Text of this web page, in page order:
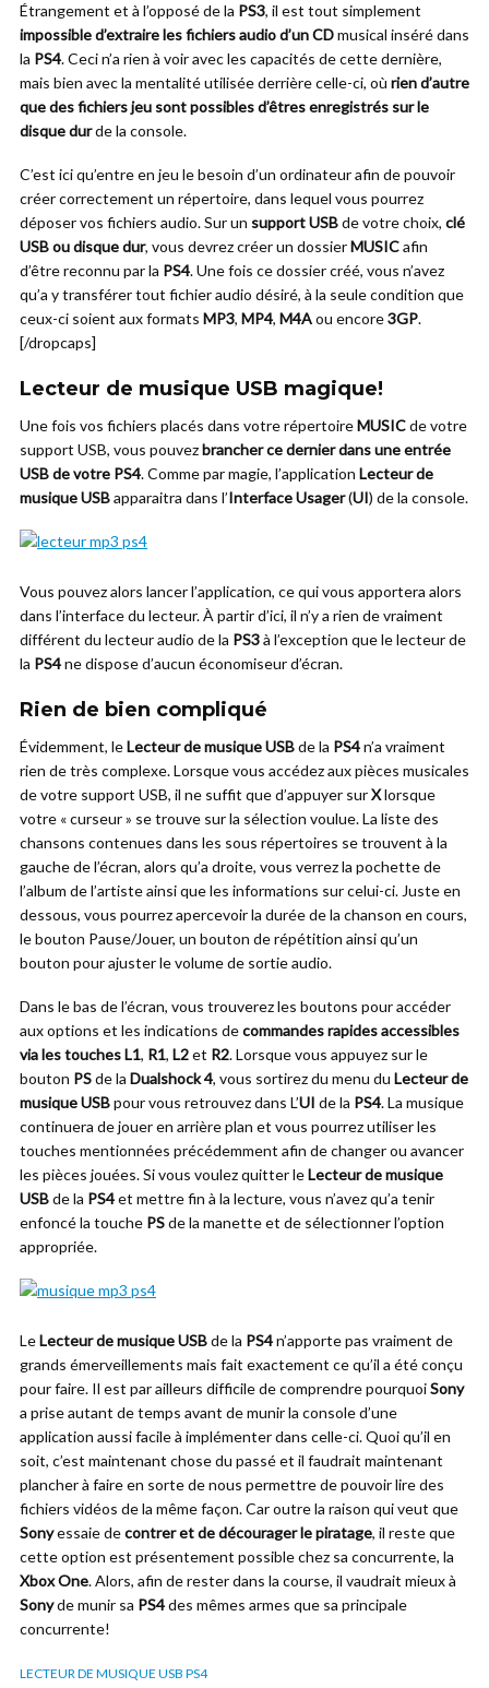
Étrangement et à l’opposé de la PS3, il est tout simplement
impossible d’extraire les fichiers audio d’un CDmusical inséré dans
la PS4. Ceci n’a rien à voir avec les capacités de cette dernière,
mais bien avec la mentalité utilisée derrière celle-ci, où rien d’autre
que des fichiers jeu sont possibles d’êtres enregistrés sur le
disque durde la console.
C’est ici qu’entre en jeu le besoin d’un ordinateur afin de pouvoir
créer correctement un répertoire, dans lequel vous pourrez
déposer vos fichiers audio. Sur un support USBde votre choix, clé
USB ou disque dur, vous devrez créer un dossierMUSICafin
d’être reconnu par la PS4. Une fois ce dossier créé, vous n’avez
qu’a y transférer tout fichier audio désiré, à la seule condition que
ceux-ci soient aux formats MP3, MP4, M4Aou encore3GP.
[/dropcaps]
Lecteur de musique USB magique!
Une fois vos fichiers placés dans votre répertoireMUSICde votre
support USB, vous pouvezbrancher ce dernier dans une entrée
USB de votre PS4. Comme par magie, l’application Lecteur de
musique USBapparaitra dans l’Interface Usager(UI) de la console.
Vous pouvez alors lancer l’application, ce qui vous apportera alors
dans l’interface du lecteur. À partir d’ici, il n’y a rien de vraiment
différent du lecteur audio de la PS3à l’exception que le lecteur de
la PS4ne dispose d’aucun économiseur d’écran.
Rien de bien compliqué
Évidemment, leLecteur de musique USBde la PS4n’a vraiment
rien de très complexe. Lorsque vous accédez aux pièces musicales
de votre support USB, il ne suffit que d’appuyer surXlorsque
votre « curseur » se trouve sur la sélection voulue. La liste des
chansons contenues dans les sous répertoires se trouvent à la
gauche de l’écran, alors qu’a droite, vous verrez la pochette de
l’album de l’artiste ainsi que les informations sur celui-ci. Juste en
dessous, vous pourrez apercevoir la durée de la chanson en cours,
le bouton Pause/Jouer, un bouton de répétition ainsi qu’un
bouton pour ajuster le volume de sortie audio.
Dans le bas de l’écran, vous trouverez les boutons pour accéder
aux options et les indications decommandes rapides accessibles
via les touches L1, R1, L2et R2. Lorsque vous appuyez sur le
bouton PSde la Dualshock 4, vous sortirez du menu du Lecteur de
musique USBpour vous retrouvez dans L’UI de la PS4. La musique
continuera de jouer en arrière plan et vous pourrez utiliser les
touches mentionnées précédemment afin de changer ou avancer
les pièces jouées. Si vous voulez quitter leLecteur de musique
USBde la PS4et mettre fin à la lecture, vous n’avez qu’a tenir
enfoncé la touche PSde la manette et de sélectionner l’option
appropriée.
LeLecteur de musique USBde la PS4n’apporte pas vraiment de
grands émerveillements mais fait exactement ce qu’il a été conçu
pour faire. Il est par ailleurs difficile de comprendre pourquoiSony
a prise autant de temps avant de munir la console d’une
application aussi facile à implémenter dans celle-ci. Quoi qu’il en
soit, c’est maintenant chose du passé et il faudrait maintenant
plancher à faire en sorte de nous permettre de pouvoir lire des
fichiers vidéos de la même façon. Car outre la raison qui veut que
Sonyessaie decontrer et de décourager le piratage, il reste que
cette option est présentement possible chez sa concurrente, la
Xbox One. Alors, afin de rester dans la course, il vaudrait mieux à
Sonyde munir sa PS4des mêmes armes que sa principale
concurrente!
LECTEUR DE MUSIQUE USB PS4